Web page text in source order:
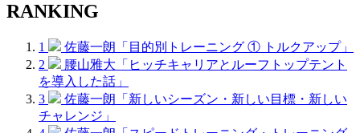
RANKING
1
佐藤一朗「目的別トレーニング ① トルクアップ」
2
腰山雅大「ヒッチキャリアとルーフトップテント
を導入した話」
3
佐藤一朗「新しいシーズン・新しい目標・新しい
チャレンジ」